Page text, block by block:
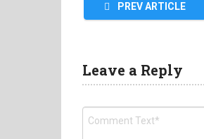
PREV ARTICLE
Leave a Reply